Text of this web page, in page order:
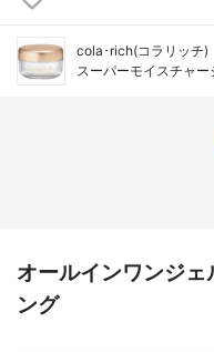
cola･rich(コラリッチ)
スーパーモイスチャー
オールインワンジ
ング